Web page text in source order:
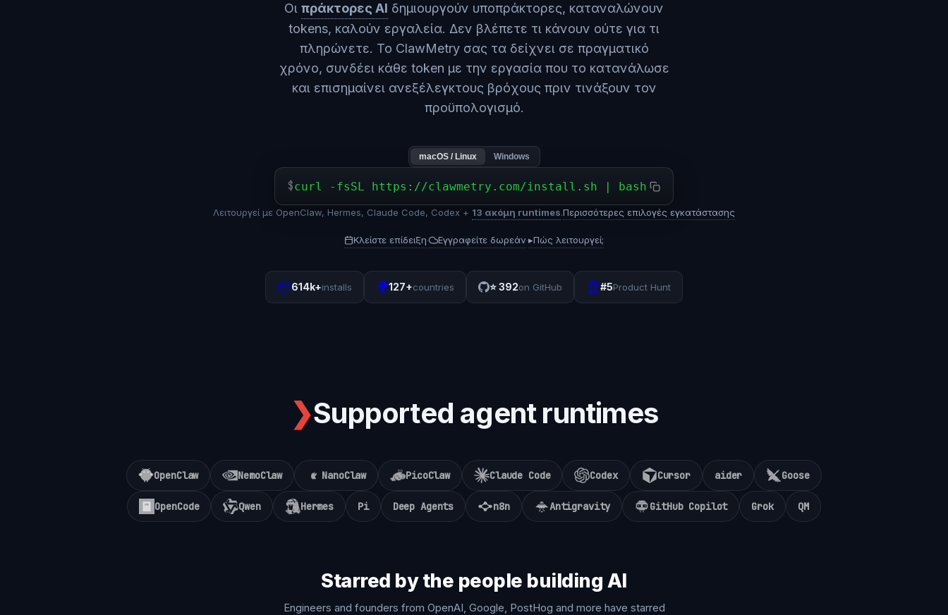
Οι πράκτορες AI δημιουργούν υποπράκτορες, καταναλώνουν
tokens, καλούν εργαλεία. Δεν βλέπετε τι κάνουν ούτε για τι
πληρώνετε. Το ClawMetry σας τα δείχνει σε πραγματικό
χρόνο, συνδέει κάθε token με την εργασία που το κατανάλωσε
και επισημαίνει ανεξέλεγκτους βρόχους πριν τινάξουν τον
προϋπολογισμό.
macOS / Linux Windows
$curl -fsSL https://clawmetry.com/install.sh | bash
Λειτουργεί με OpenClaw, Hermes, Claude Code, Codex + 13 ακόμη runtimes.Περισσότερες επιλογές εγκατάστασης
Κλείστε επίδειξη· Εγγραφείτε δωρεάν·▸Πώς λειτουργεί;
📦614k+installs 🌍127+countries ⭐392on GitHub 🏆#5Product Hunt
❯Supported agent runtimes
OpenClaw NemoClaw NanoClaw PicoClaw Claude Code Codex Cursor aider Goose
OpenCode Qwen Hermes Pi Deep Agents n8n Antigravity GitHub Copilot Grok QM
Starred by the people building AI
Engineers and founders from OpenAI, Google, PostHog and more have starred